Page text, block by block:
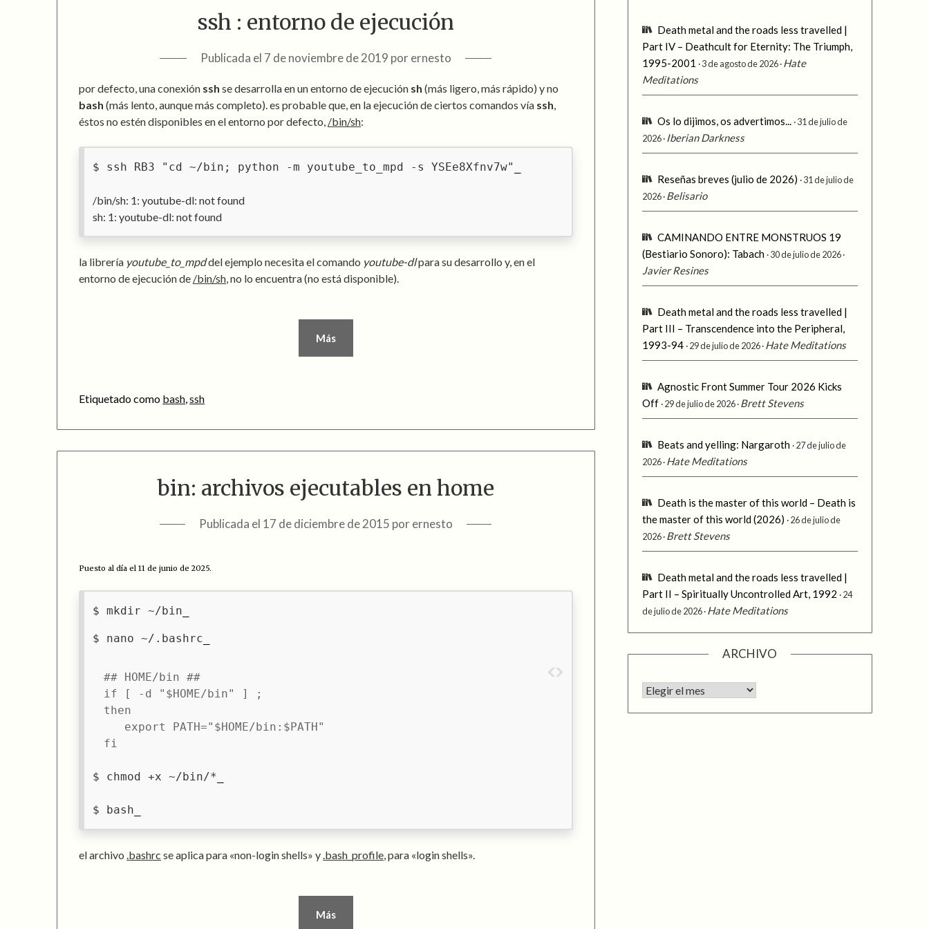
ssh : entorno de ejecución
Publicada el 7 de noviembre de 2019 porernesto
por defecto, una conexión ssh se desarrolla en un entorno de ejecución sh (más ligero, más rápido) y no
bash (más lento, aunque más completo). es probable que, en la ejecución de ciertos comandos vía ssh,
éstos no estén disponibles en el entorno por defecto, /bin/sh:
ssh RB3 "cd ~/bin; python -m youtube_to_mpd -s YSEe8Xfnv7w"
/bin/sh: 1: youtube-dl: not found
sh: 1: youtube-dl: not found
la librería youtube_to_mpddel ejemplo necesita el comando youtube-dlpara su desarrollo y, en el
entorno de ejecución de /bin/sh, no lo encuentra (no está disponible).
Más
Etiquetado como bash,ssh
bin: archivos ejecutables en home
Publicada el 17 de diciembre de 2015 porernesto
Puesto al día el 11 de junio de 2025.
mkdir ~/bin
nano ~/.bashrc
## HOME/bin ##
if [ -d "$HOME/bin" ] ;
then
   export PATH="$HOME/bin:$PATH"
fi
chmod +x ~/bin/*
bash
el archivo.bashrc se aplica para «non-login shells» y.bash_profile, para «login shells».
Más
Death metal and the roads less travelled |
Part IV – Deathcult for Eternity: The Triumph,
1995-2001
3 de agosto de 2026 Hate
Meditations
Os lo dijimos, os advertimos... 31 de julio de
2026 Iberian Darkness
Reseñas breves (julio de 2026)
31 de julio de
2026 Belisario
CAMINANDO ENTRE MONSTRUOS 19
(Bestiario Sonoro): Tabach 30 de julio de 2026
Javier Resines
Death metal and the roads less travelled |
Part III – Transcendence into the Peripheral,
1993-94 29 de julio de 2026 Hate Meditations
Agnostic Front Summer Tour 2026 Kicks
Off 29 de julio de 2026 Brett Stevens
Beats and yelling: Nargaroth 27 de julio de
2026 Hate Meditations
Death is the master of this world – Death is
the master of this world (2026)
26 de julio de
2026 Brett Stevens
Death metal and the roads less travelled |
Part II – Spiritually Uncontrolled Art, 1992
24
de julio de 2026 Hate Meditations
ARCHIVO
Archivo